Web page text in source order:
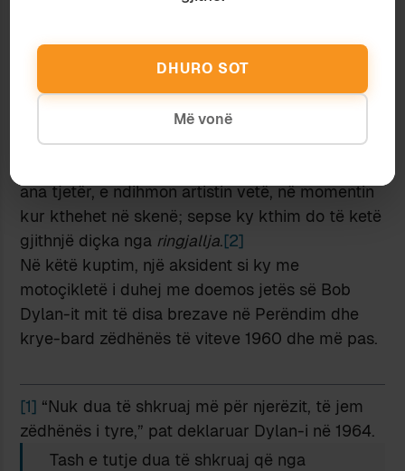
njëfarësoj jashtë përdorimi – dhe se nuk do të
Nga njëra anë, kjo martesë e famës me vdekjen
i detyrohet bindjes mistike se artisti i vërtetë
duhet të ketë vdekur ndërkohë, ose të paktën të
ana tjetër, e ndihmon artistin vetë, në momentin
kur kthehet në skenë; sepse ky kthim do të ketë
gjithnjë diçka nga ringjallja.[2]
Në këtë kuptim, një aksident si ky me
motoçikletë i duhej me doemos jetës së Bob
Dylan-it mit të disa brezave në Perëndim dhe
krye-bard zëdhënës të viteve 1960 dhe më pas.
[1] “Nuk dua të shkruaj më për njerëzit, të jem
zëdhënës i tyre,” pat deklaruar Dylan-i në 1964.
Tash e tutje dua të shkruaj që nga
DHURO SOT
Më vonë